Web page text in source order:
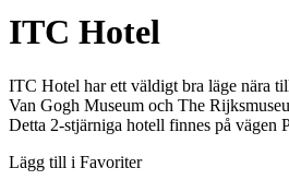
ITC Hotel
ITC Hotel har ett väldigt bra läge nära
Van Gogh Museum och The
Detta 2-stjärniga hotell finnes på vägen
Lägg till i Favoriter